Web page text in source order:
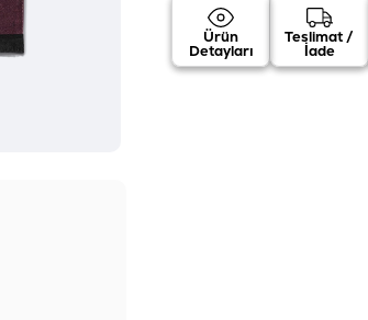
Ürün
Detayları
Teslimat /
İade